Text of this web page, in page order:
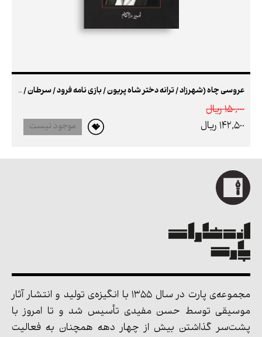
عروسی چاه (شهرزاد / ترانه دختر شاه پریون / بازی نامه فرود / سرطان / ضیافت شیطان / زیباترین گل های قالی / مجلس سیاووش خوانی)
150,000 ريال
142,500 ريال
موجود نیست
مجموعه‌ی پارت در سال 1355 با انگیزه‌ی تولید و انتشار آثار
موسیقی توسط حسن مفیدی تأسیس شد و تا امروز با
پشت‌سر گذاشتن بیش از چهار دهه همچنان به فعالیت